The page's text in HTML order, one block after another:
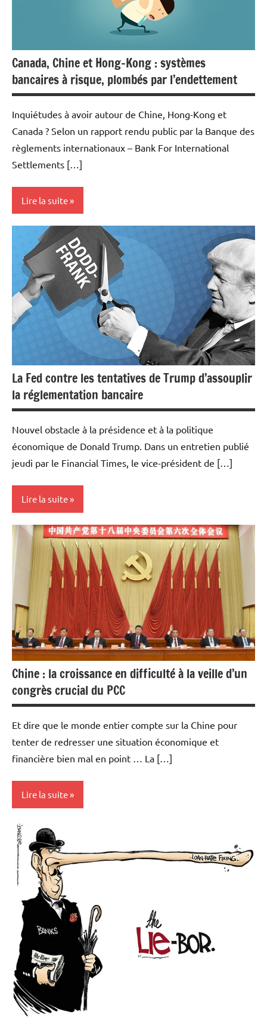
Canada, Chine et Hong-Kong : systèmes
bancaires à risque, plombés par l’endettement
Inquiétudes à avoir autour de Chine, Hong-Kong et
Canada ? Selon un rapport rendu public par la Banque des
règlements internationaux – Bank For International
Settlements […]
Lire la suite
Actualités
Banques
Banques/Assurances
Economie
Financement
Indicateurs
La Fed contre les tentatives de Trump d’assouplir
la réglementation bancaire
Nouvel obstacle à la présidence et à la politique
économique de Donald Trump. Dans un entretien publié
jeudi par le Financial Times, le vice-président de […]
Lire la suite
Actualités
Banques
Banques/Assurances
Economie
Immobilier
Indicateurs
Chine : la croissance en difficulté à la veille d’un
congrès crucial du PCC
Et dire que le monde entier compte sur la Chine pour
tenter de redresser une situation économique et
financière bien mal en point … La […]
Lire la suite
Actualités
Banques
Banques/Assurances
Economie
Immobilier
Indicateurs